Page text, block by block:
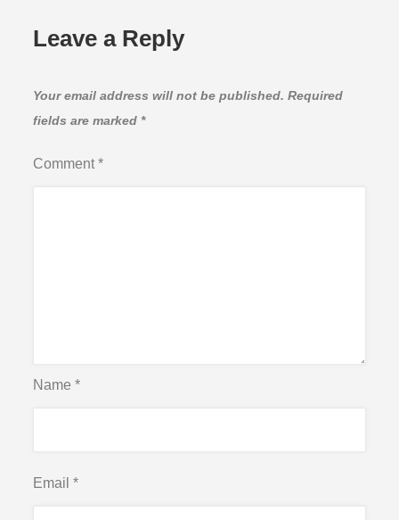
Leave a Reply
Your email address will not be published. Required
fields are marked *
Comment*
Name*
Email*